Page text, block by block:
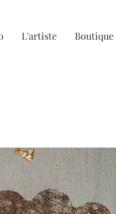
L'artiste Boutique